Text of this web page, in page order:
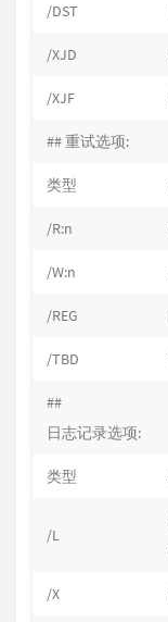
/DST
/XJD
/XJF
## 重试选项:
类型
/R:n
/W:n
/REG
/TBD
##
日志记录选项:
类型
/L
/X